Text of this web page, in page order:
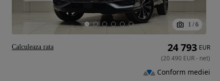
1 / 6
24 793 EUR
(20 490 EUR- net)
Conform mediei
Calculeaza rata